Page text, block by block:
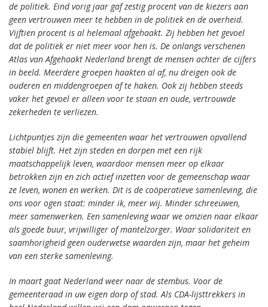
de politiek. Eind vorig jaar gaf zestig procent van de kiezers aan
geen vertrouwen meer te hebben in de politiek en de overheid.
Vijftien procent is al helemaal afgehaakt. Zij hebben het gevoel
dat de politiek er niet meer voor hen is. De onlangs verschenen
Atlas van Afgehaakt Nederland brengt de mensen achter de cijfers
in beeld. Meerdere groepen haakten al af, nu dreigen ook de
ouderen en middengroepen af te haken. Ook zij hebben steeds
vaker het gevoel er alleen voor te staan en oude, vertrouwde
zekerheden te verliezen.
Lichtpuntjes zijn die gemeenten waar het vertrouwen opvallend
stabiel blijft. Het zijn steden en dorpen met een rijk
maatschappelijk leven, waardoor mensen meer op elkaar
betrokken zijn en zich actief inzetten voor de gemeenschap waar
ze leven, wonen en werken. Dit is de coöperatieve samenleving, die
ons voor ogen staat: minder ik, meer wij. Minder schreeuwen,
meer samenwerken. Een samenleving waar we omzien naar elkaar
als goede buur, vrijwilliger of mantelzorger. Waar solidariteit en
saamhorigheid geen ouderwetse waarden zijn, maar het geheim
van een sterke samenleving.
In maart gaat Nederland weer naar de stembus. Voor de
gemeenteraad in uw eigen dorp of stad. Als CDA-lijsttrekkers in